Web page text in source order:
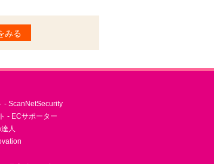
みる
- ScanNetSecurity
- ECサポーター
人